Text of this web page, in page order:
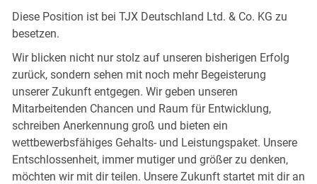
Diese Position ist bei TJX Deutschland Ltd. & Co. KG zu
besetzen.
Wir blicken nicht nur stolz auf unseren bisherigen Erfolg
zurück, sondern sehen mit noch mehr Begeisterung
unserer Zukunft entgegen. Wir geben unseren
Mitarbeitenden Chancen und Raum für Entwicklung,
schreiben Anerkennung groß und bieten ein
wettbewerbsfähiges Gehalts- und Leistungspaket. Unsere
Entschlossenheit, immer mutiger und größer zu denken,
möchten wir mit dir teilen. Unsere Zukunft startet mit dir an